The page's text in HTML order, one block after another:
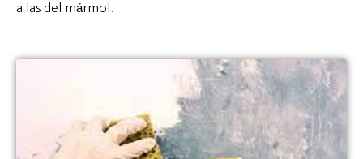
a las del mármol.